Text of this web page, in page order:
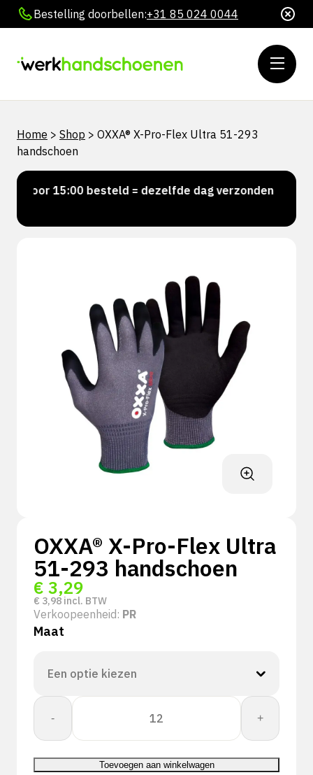
Bestelling doorbellen:+31 85 024 0044
Home > Shop > OXXA® X-Pro-Flex Ultra 51-293
handschoen
Voor 15:00 besteld = dezelfde dag verzonden
OXXA® X-Pro-Flex Ultra
51-293 handschoen
€ 3,29
€ 3,98 incl. BTW
Verkoopeenheid: PR
Maat
-
OXXA®
Pro-
Flex
Ultra
+
Toevoegen aan winkelwagen